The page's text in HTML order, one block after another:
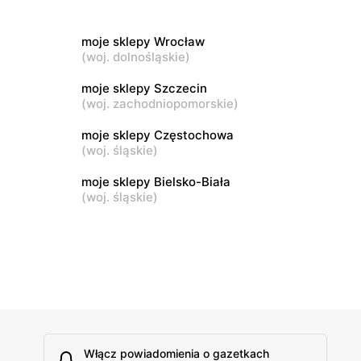
moje sklepy
Tczew, ul. Franciszka Żwirki 61
moje sklepy
moje sklepy Wrocław
(woj. dolnośląskie)
moje sklepy Szczecin
(woj. zachodniopomorskie)
moje sklepy Częstochowa
(woj. śląskie)
moje sklepy Bielsko-Biała
(woj. śląskie)
Włącz powiadomienia o gazetkach